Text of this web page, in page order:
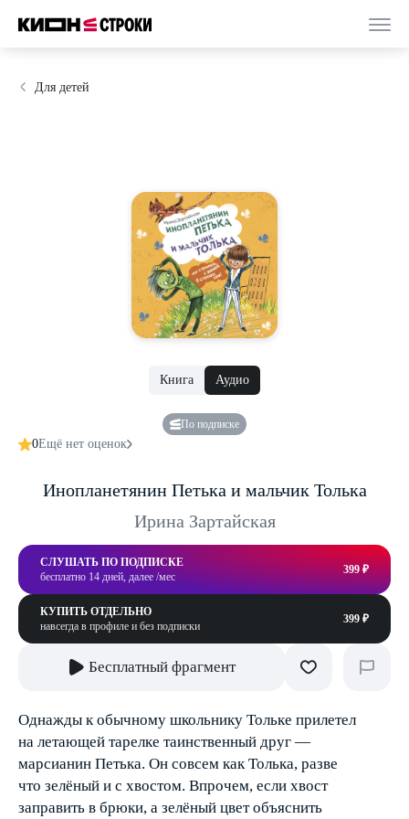
Для детей
Книга Аудио
По подписке
0Ещё нет оценок
Инопланетянин Петька и мальчик Толька
Ирина Зартайская
СЛУШАТЬ ПО ПОДПИСКЕ
бесплатно 14 дней, далее /мес
399 ₽
КУПИТЬ ОТДЕЛЬНО
навсегда в профиле и без подписки
399 ₽
Бесплатный фрагмент
Однажды к обычному школьнику Тольке прилетел
на летающей тарелке таинственный друг —
марсианин Петька. Он совсем как Толька, разве
что зелёный и с хвостом. Впрочем, если хвост
заправить в брюки, а зелёный цвет объяснить